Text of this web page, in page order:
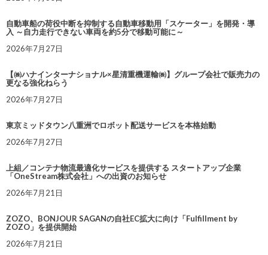
自動車船の荷役中断を抑制する自動車移動用「スケーター」を開発・導
入 ～自力走行できない車両を約5分で移動可能に～
2026年7月27日
【㈱ハナインターナショナル×星清重機運輸㈱】グループ会社で販売力の
更なる強化ねらう
2026年7月27日
東京ミッドタウン八重洲でロボット配送サービスを本格始動
2026年7月27日
上組／コンテナ物流最適化サービスを提供する スタートアップ企業
「OneStream株式会社」への出資のお知らせ
2026年7月21日
ZOZO、BONJOUR SAGANの自社EC拡大に向け「Fulfillment by
ZOZO」を提供開始
2026年7月21日